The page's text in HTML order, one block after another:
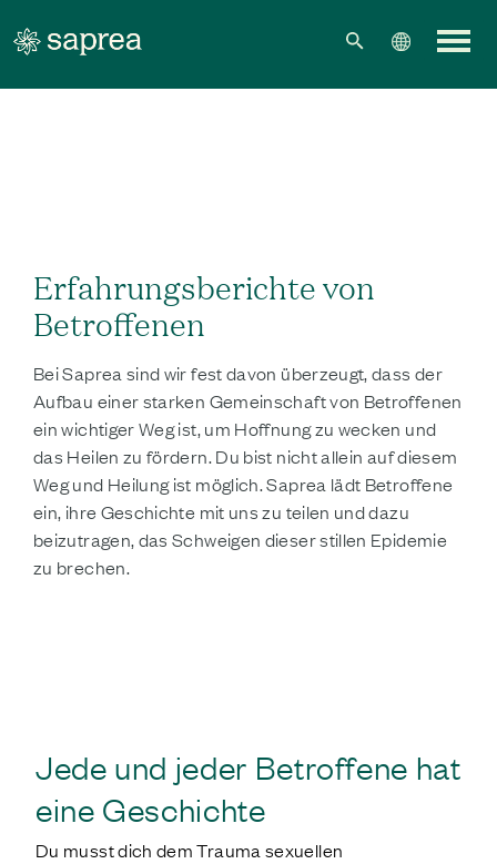
Erfahrungsberichte von
Betroffenen
Bei Saprea sind wir fest davon überzeugt, dass der
Aufbau einer starken Gemeinschaft von Betroffenen
ein wichtiger Weg ist, um Hoffnung zu wecken und
das Heilen zu fördern. Du bist nicht allein auf diesem
Weg und Heilung ist möglich. Saprea lädt Betroffene
ein, ihre Geschichte mit uns zu teilen und dazu
beizutragen, das Schweigen dieser stillen Epidemie
zu brechen.
Jede und jeder Betroffene hat
eine Geschichte
Du musst dich dem Trauma sexuellen